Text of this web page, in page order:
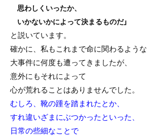
思わしくいったか、
いかないかによって決まるものだ」
と説いています。
確かに、私もこれまで命に関わるような
大事件に何度も遭ってきましたが、
意外にもそれによって
心が荒れることはありませんでした。
むしろ、靴の踵を踏まれたとか、
すれ違いざまにぶつかったといった、
日常の些細なことで